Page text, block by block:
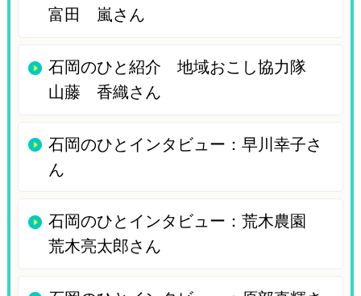
富田 嵐さん
石岡のひと紹介 地域おこし協力隊
山藤 香織さん
石岡のひとインタビュー：早川幸子さ
ん
石岡のひとインタビュー：荒木農園
荒木亮太郎さん